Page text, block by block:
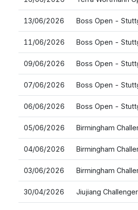
13/06/2026 Boss Open -
11/06/2026 Boss Open -
09/06/2026 Boss Open -
07/06/2026 Boss Open -
06/06/2026 Boss Open -
05/06/2026 Birmingham
04/06/2026 Birmingham
03/06/2026 Birmingham
30/04/2026 Jiujiang Challenger